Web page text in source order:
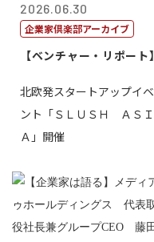
2026.06.30
企業家倶楽部アーカイブ
【ベンチャー・リポート】
北欧発スタートアップイベ
ント「ＳＬＵＳＨ ＡＳＩ
Ａ」開催